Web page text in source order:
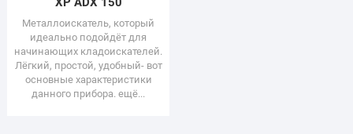
Металлоискатель, который
идеально подойдёт для
начинающих кладоискателей.
Лёгкий, простой, удобный- вот
основные характеристики
данного прибора. ещё...